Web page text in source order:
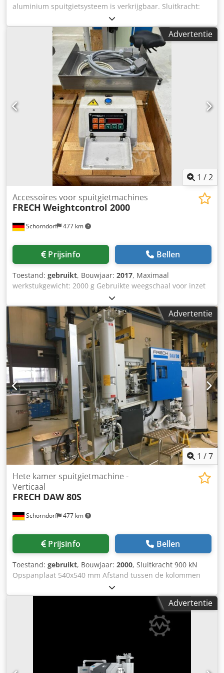
vermogen) - Max. temperatuur: 1.450°C - Gietdruk: tot 2,0
bar - Conditie: Uitstekende staat, volledig functioneel,
schone gietunit en overzichtelijke bedieningselementen.
aluminium spuitgietsysteem is verkrijgbaar. Sluitkracht:
2200kN, openingskracht: 71kN, max. openingsslag:
430mm, sluiting matrijs: dubbele knevelhefboom,
drukkamer: koude kamer, positie: horizontaal. Vulzuiger
diameter min./max.: 40mm/70mm, vulvolume drukkamer
min./max.: 293cm³/898cm³, gietdruk: 1990bar,
straaloppervlak min./max.: 110cm²/338cm², vermogen: 780
cycli/u. Spanplaatafmetingen X/Y: 755mm/755mm,
kolomafstand: 500mm/500mm, matrijshoogte min./max.:
250mm/600mm, min. matrijsafmetingen X/Y:
296mm/296mm. Inclusief kroesoven, uitblaasapparaat,
automatische doseereenheid en 4x schakelkast.
Documentatie beschikbaar. Dsdpfx Aceucfwpoljck
Advertentie
1 /2
Schorndorf 477 km
Accessoires voor spuitgietmachines
FRECH Weightcontrol 2000
Prijsinfo Bellen
Toestand: gebruikt, Bouwjaar: 2017, Maximaal
werkstukgewicht: 2000 g Gebruikte weegschaal voor inzet
bij spuitgietmachines tot een stukgewicht van 2000 g.
Afgebouwd uit lopende productie. Dodsy Diauspfx Acljck
Het apparaat is door de fabrikant gecontroleerd en
gereviseerd.
Advertentie
1 /7
Schorndorf 477 km
Hete kamer spuitgietmachine -
Verticaal
FRECH DAW 80S
Prijsinfo Bellen
Toestand: gebruikt, Bouwjaar: 2000, Sluitkracht 900 kN
Opspanplaat 540x540 mm Afstand tussen de kolommen
350x350 mm Machinegewicht ca. 5,5 t Sluitslag 280 mm
Uitwerpkracht 60 kN Uitwerperslag 70 mm Matrijshoogte
160-400 mm Kolomdiameter 65 mm Gietkracht 75 kN
Gietslag 130 mm Gietzuigerdiameter 50, 55, 60 mm
Gietvolume (DIN 24480) 119, 163, 214 cm³ Specifieke
gietdruk 380, 315, 265 kp/cm² Corresponderend
Volledig gereviseerde hogedrukgietmachine DAW 80 GO
met DataLogic-besturing, geschikt voor gebruik met
Advertentie